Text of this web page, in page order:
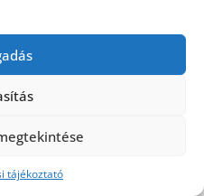
tájékoztató